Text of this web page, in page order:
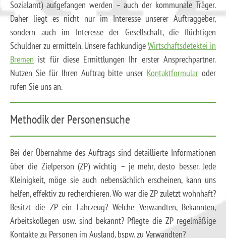
Sozialamt) aufgefangen werden – auch der kommunale Träger.
Daher liegt es nicht nur im Interesse unserer Auftraggeber,
sondern auch im Interesse der Gesellschaft, die flüchtigen
Schuldner zu ermitteln. Unsere fachkundigeWirtschaftsdetektei in
Bremen ist für diese Ermittlungen Ihr erster Ansprechpartner.
Nutzen Sie für Ihren Auftrag bitte unser Kontaktformular oder
rufen Sie uns an.
Methodik der Personensuche
Bei der Übernahme des Auftrags sind detaillierte Informationen
über die Zielperson (ZP) wichtig – je mehr, desto besser. Jede
Kleinigkeit, möge sie auch nebensächlich erscheinen, kann uns
helfen, effektiv zu recherchieren. Wo war die ZP zuletzt wohnhaft?
Besitzt die ZP ein Fahrzeug? Welche Verwandten, Bekannten,
Arbeitskollegen usw. sind bekannt? Pflegte die ZP regelmäßige
Kontakte zu Personen im Ausland, bspw. zu Verwandten?